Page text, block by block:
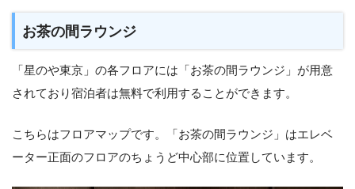
お茶の間ラウンジ
「星のや東京」の各フロアには「お茶の間ラウンジ」が用意
されており宿泊者は無料で利用することができます。
こちらはフロアマップです。「お茶の間ラウンジ」はエレベ
ーター正面のフロアのちょうど中心部に位置しています。